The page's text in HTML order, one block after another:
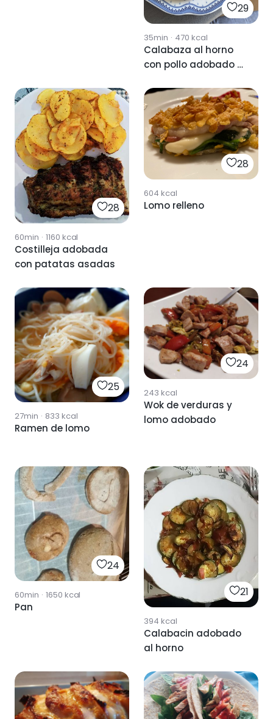
29
35min · 470 kcal
Calabaza al horno
con pollo adobado al
28
60min · 1160 kcal
Costilleja adobada
con patatas asadas
28
604 kcal
Lomo relleno
25
27min · 833 kcal
Ramen de lomo
24
243 kcal
Wok de verduras y
lomo adobado
24
60min · 1650 kcal
Pan
21
394 kcal
Calabacin adobado
al horno